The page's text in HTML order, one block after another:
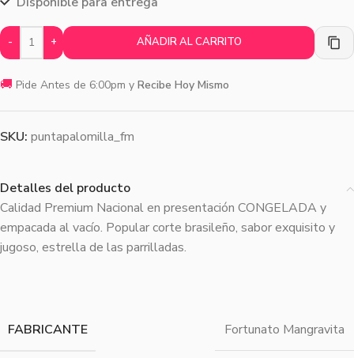
- + AÑADIR AL CARRITO
🚚 Pide Antes de 6:00pm y Recibe Hoy Mismo
SKU: puntapalomilla_fm
Detalles del producto
Calidad Premium Nacional en presentación CONGELADA y
empacada al vacío. Popular corte brasileño, sabor exquisito y
jugoso, estrella de las parrilladas.
FABRICANTE Fortunato Mangravita